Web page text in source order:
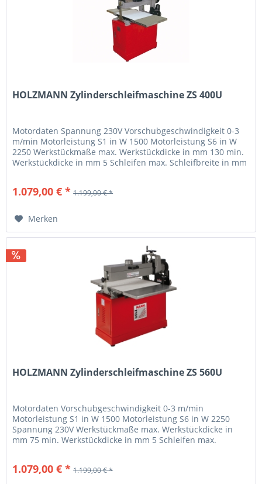
HOLZMANN Zylinderschleifmaschine ZS 400U
Motordaten Spannung 230V Vorschubgeschwindigkeit 0-3
m/min Motorleistung S1 in W 1500 Motorleistung S6 in W
2250 Werkstückmaße max. Werkstückdicke in mm 130 min.
Werkstückdicke in mm 5 Schleifen max. Schleifbreite in mm
1.079,00 € * 1.199,00 € *
Merken
HOLZMANN Zylinderschleifmaschine ZS 560U
Motordaten Vorschubgeschwindigkeit 0-3 m/min
Motorleistung S1 in W 1500 Motorleistung S6 in W 2250
Spannung 230V Werkstückmaße max. Werkstückdicke in
mm 75 min. Werkstückdicke in mm 5 Schleifen max.
1.079,00 € * 1.199,00 € *